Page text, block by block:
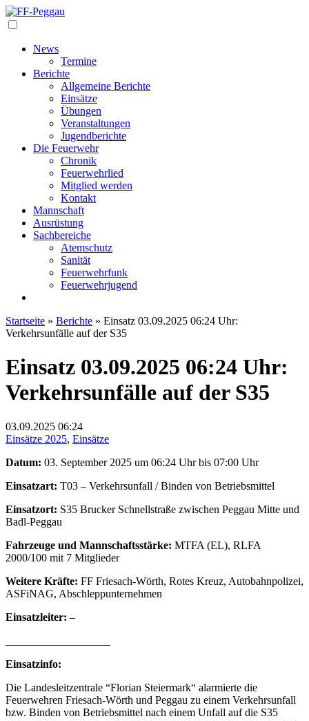
News
Termine
Berichte
Allgemeine Berichte
Einsätze
Übungen
Veranstaltungen
Jugendberichte
Die Feuerwehr
Chronik
Feuerwehrlied
Mitglied werden
Kontakt
Mannschaft
Ausrüstung
Sachbereiche
Atemschutz
Sanität
Feuerwehrfunk
Feuerwehrjugend
Startseite » Berichte » Einsatz 03.09.2025 06:24 Uhr:
Verkehrsunfälle auf der S35
Einsatz 03.09.2025 06:24 Uhr:
Verkehrsunfälle auf der S35
03.09.2025 06:24
Einsätze 2025, Einsätze
Datum: 03. September 2025 um 06:24 Uhr bis 07:00 Uhr
Einsatzart: T03 – Verkehrsunfall / Binden von Betriebsmittel
Einsatzort: S35 Brucker Schnellstraße zwischen Peggau Mitte und
Badl-Peggau
Fahrzeuge und Mannschaftsstärke: MTFA (EL), RLFA
2000/100 mit 7 Mitglieder
Weitere Kräfte: FF Friesach-Wörth, Rotes Kreuz, Autobahnpolizei,
ASFiNAG, Abschleppunternehmen
Einsatzleiter: –
Einsatzinfo:
Die Landesleitzentrale “Florian Steiermark“ alarmierte die
Feuerwehren Friesach-Wörth und Peggau zu einem Verkehrsunfall
bzw. Binden von Betriebsmittel nach einem Unfall auf die S35